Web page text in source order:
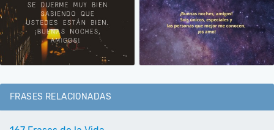
FRASES RELACIONADAS